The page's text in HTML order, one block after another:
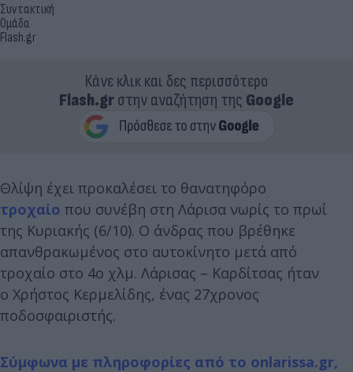
Συντακτική
Ομάδα
Flash.gr
Κάνε κλικ και δες περισσότερο
Flash.grστην αναζήτηση της Google
Θλίψη έχει προκαλέσει το θανατηφόρο
τροχαίο που συνέβη στη Λάρισα νωρίς το πρωί
της Κυριακής (6/10). Ο άνδρας που βρέθηκε
απανθρακωμένος στο αυτοκίνητο μετά από
τροχαίο στο 4ο χλμ. Λάρισας – Καρδίτσας ήταν
ο Χρήστος Κερμελίδης, ένας 27χρονος
ποδοσφαιριστής.
Σύμφωνα με πληροφορίες από το onlarissa.gr,